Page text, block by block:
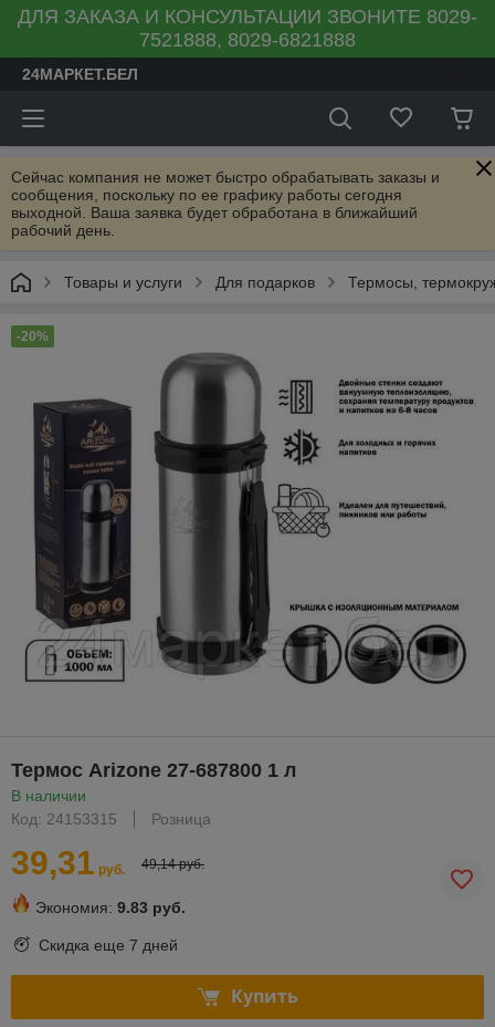
ДЛЯ ЗАКАЗА И КОНСУЛЬТАЦИИ ЗВОНИТЕ 8029-
7521888, 8029-6821888
24МАРКЕТ.БЕЛ
Сейчас компания не может быстро обрабатывать заказы и
сообщения, поскольку по ее графику работы сегодня
выходной. Ваша заявка будет обработана в ближайший
рабочий день.
Товары и услуги Для подарков Термосы,
-20%
Термос Arizone 27-687800 1 л
В наличии
Код: 24153315
Розница
39,31 руб. 49,14 руб.
Экономия: 9.83 руб.
Скидка еще 7 дней
Купить